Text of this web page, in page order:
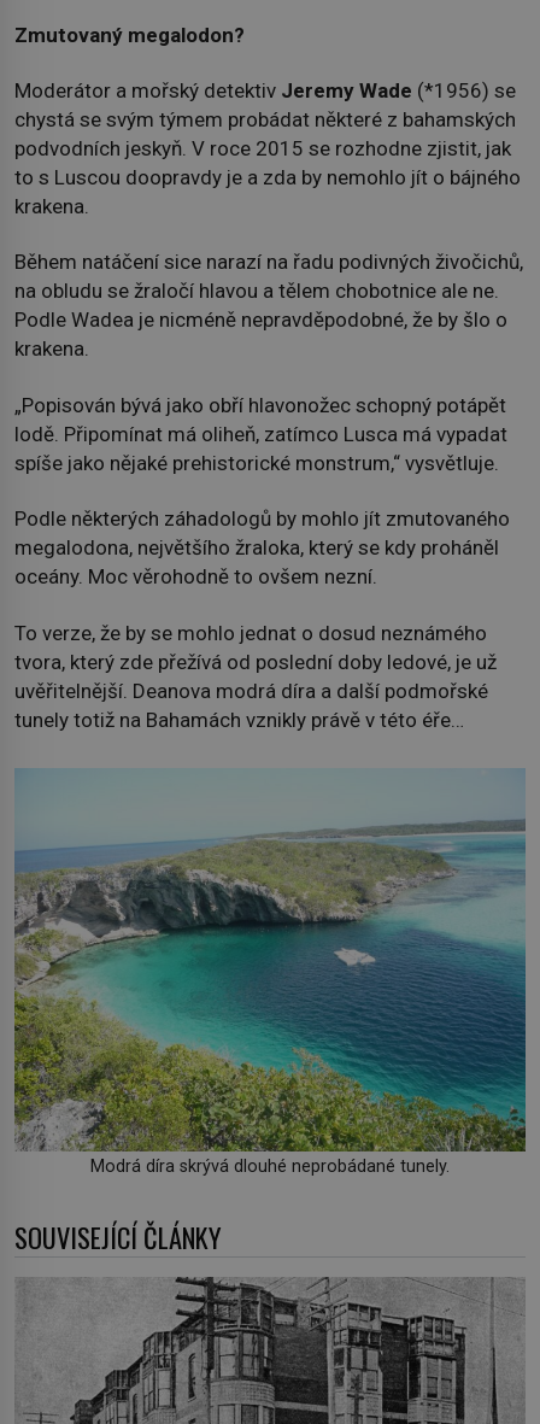
Zmutovaný megalodon?
Moderátor a mořský detektiv Jeremy Wade (*1956) se
chystá se svým týmem probádat některé z bahamských
podvodních jeskyň. V roce 2015 se rozhodne zjistit, jak
to s Luscou doopravdy je a zda by nemohlo jít o bájného
krakena.
Během natáčení sice narazí na řadu podivných živočichů,
na obludu se žraločí hlavou a tělem chobotnice ale ne.
Podle Wadea je nicméně nepravděpodobné, že by šlo o
krakena.
„Popisován bývá jako obří hlavonožec schopný potápět
lodě. Připomínat má oliheň, zatímco Lusca má vypadat
spíše jako nějaké prehistorické monstrum,“ vysvětluje.
Podle některých záhadologů by mohlo jít zmutovaného
megalodona, největšího žraloka, který se kdy proháněl
oceány. Moc věrohodně to ovšem nezní.
To verze, že by se mohlo jednat o dosud neznámého
tvora, který zde přežívá od poslední doby ledové, je už
uvěřitelnější. Deanova modrá díra a další podmořské
tunely totiž na Bahamách vznikly právě v této éře…
Modrá díra skrývá dlouhé neprobádané tunely.
SOUVISEJÍCÍ ČLÁNKY